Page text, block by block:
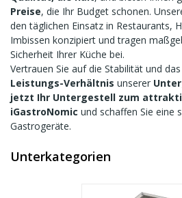
Preise, die Ihr Budget schonen.
den täglichen Einsatz in Restaurants,
Imbissen konzipiert und tragen
Sicherheit Ihrer Küche bei.
Vertrauen Sie auf die Stabilität und das
Leistungs-Verhältnis unserer
jetzt Ihr Untergestell zum
iGastroNomic und schaffen Sie eine
Gastrogeräte.
Unterkategorien